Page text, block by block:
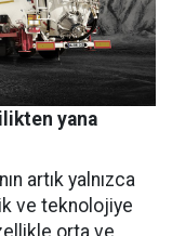
yana
artık yalnızca
ve teknolojiye